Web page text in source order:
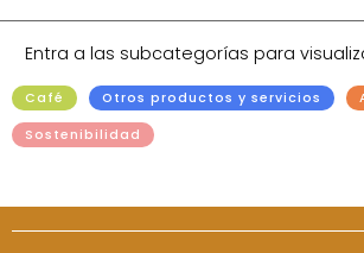
Entra a las subcategorías para
Café Otros productos y servicios
Sostenibilidad